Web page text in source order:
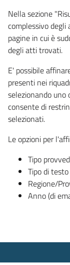
Nella sezione
complessivo
pagine in cui è
degli atti trovati.
E' possibile
presenti nei
selezionando
consente di
selezionati.
Le opzioni per
Tipo
Tipo di
Regione/
Anno (di